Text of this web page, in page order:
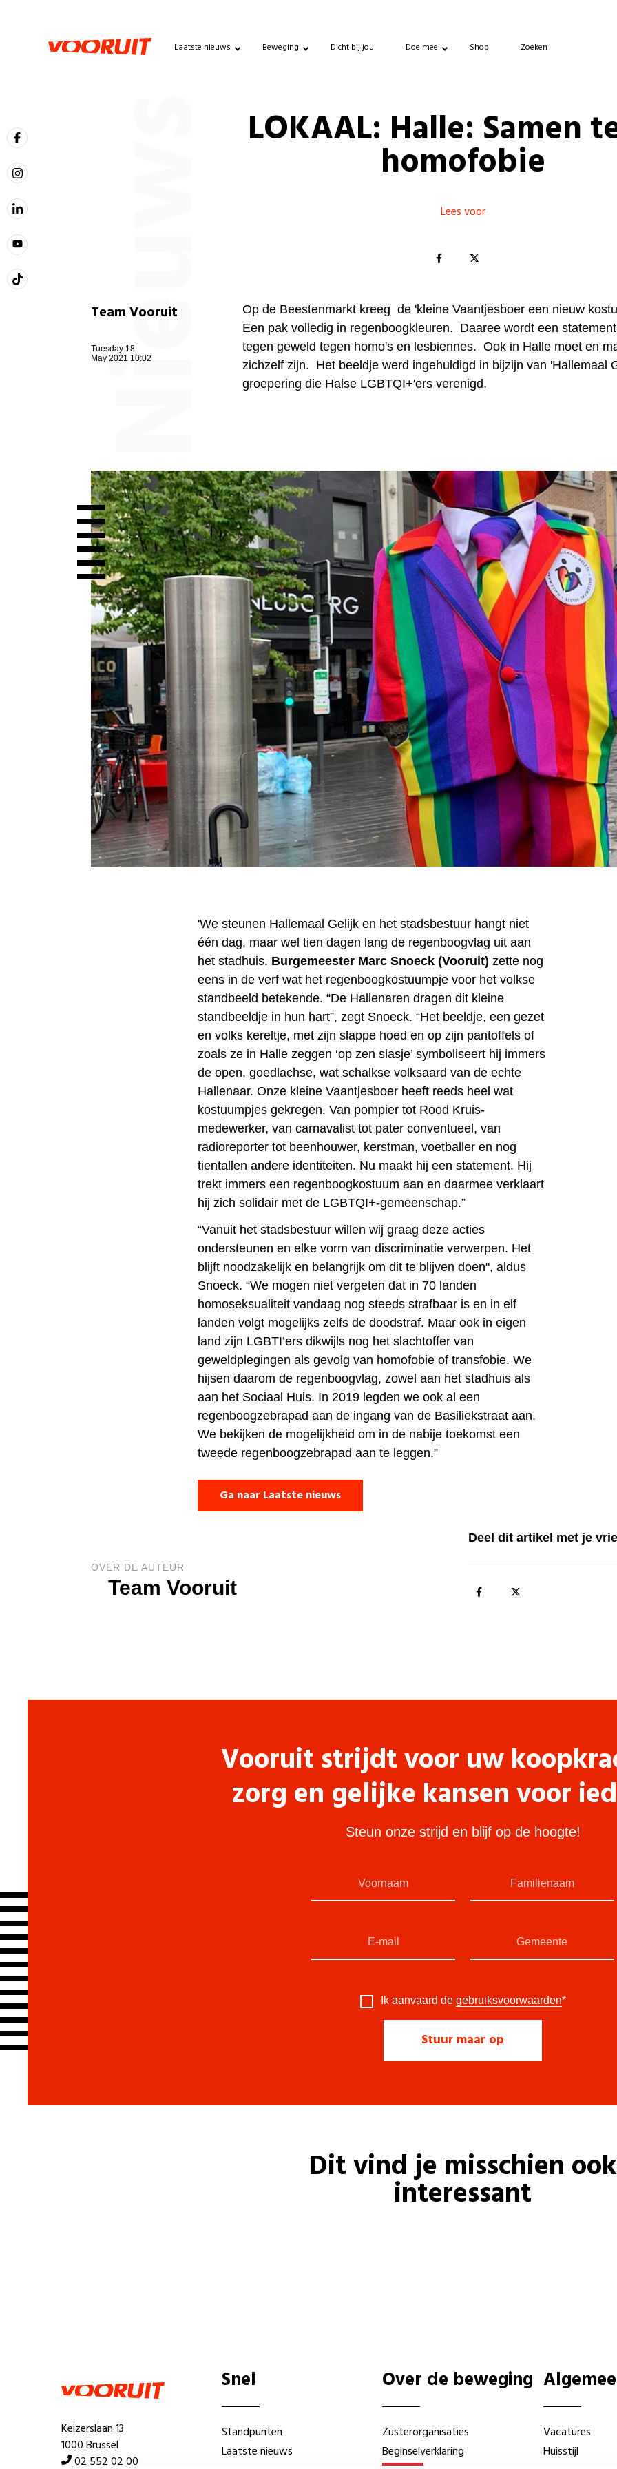
Laatste nieuws Beweging Dicht bij jou Doe mee Shop Zoeken
NieuwsLOKAAL: Halle: Samen
homofobie
Lees voor
Team Vooruit
Tuesday 18
May 2021 10:02
Op de Beestenmarkt kreeg de 'kleine Vaantjesboer een nieuw
Een pak volledig in regenboogkleuren. Daaree wordt een
tegen geweld tegen homo's en lesbiennes. Ook in Halle moet en
zichzelf zijn. Het beeldje werd ingehuldigd in bijzijn van 'Hallemaal
groepering die Halse LGBTQI+'ers verenigd.
'We steunen Hallemaal Gelijk en het stadsbestuur hangt niet
één dag, maar wel tien dagen lang de regenboogvlag uit aan
het stadhuis. Burgemeester Marc Snoeck (Vooruit) zette nog
eens in de verf wat het regenboogkostuumpje voor het volkse
standbeeld betekende. “De Hallenaren dragen dit kleine
standbeeldje in hun hart”, zegt Snoeck. “Het beeldje, een gezet
en volks kereltje, met zijn slappe hoed en op zijn pantoffels of
zoals ze in Halle zeggen ‘op zen slasje’ symboliseert hij immers
de open, goedlachse, wat schalkse volksaard van de echte
Hallenaar. Onze kleine Vaantjesboer heeft reeds heel wat
kostuumpjes gekregen. Van pompier tot Rood Kruis-
medewerker, van carnavalist tot pater conventueel, van
radioreporter tot beenhouwer, kerstman, voetballer en nog
tientallen andere identiteiten. Nu maakt hij een statement. Hij
trekt immers een regenboogkostuum aan en daarmee verklaart
hij zich solidair met de LGBTQI+-gemeenschap.”
“Vanuit het stadsbestuur willen wij graag deze acties
ondersteunen en elke vorm van discriminatie verwerpen. Het
blijft noodzakelijk en belangrijk om dit te blijven doen", aldus
Snoeck. “We mogen niet vergeten dat in 70 landen
homoseksualiteit vandaag nog steeds strafbaar is en in elf
landen volgt mogelijks zelfs de doodstraf. Maar ook in eigen
land zijn LGBTI’ers dikwijls nog het slachtoffer van
geweldplegingen als gevolg van homofobie of transfobie. We
hijsen daarom de regenboogvlag, zowel aan het stadhuis als
aan het Sociaal Huis. In 2019 legden we ook al een
regenboogzebrapadaan de ingang van de Basiliekstraat aan.
We bekijken de mogelijkheid om in de nabije toekomst een
tweede regenboogzebrapad aan te leggen.”
Ga naar Laatste nieuws
OVER DE AUTEUR
Team Vooruit
Deel dit artikel met je
Vooruit strijdt voor uw
zorg en gelijke kansen voor
Steun onze strijd en blijf op de hoogte!
Ik aanvaard de gebruiksvoorwaarden*
Dit vind je misschien ook
interessant
Keizerslaan 13
1000 Brussel
02 552 02 00
Snel
Standpunten
Laatste nieuws
Over de beweging
Zusterorganisaties
Beginselverklaring
Vacatures
Huisstijl